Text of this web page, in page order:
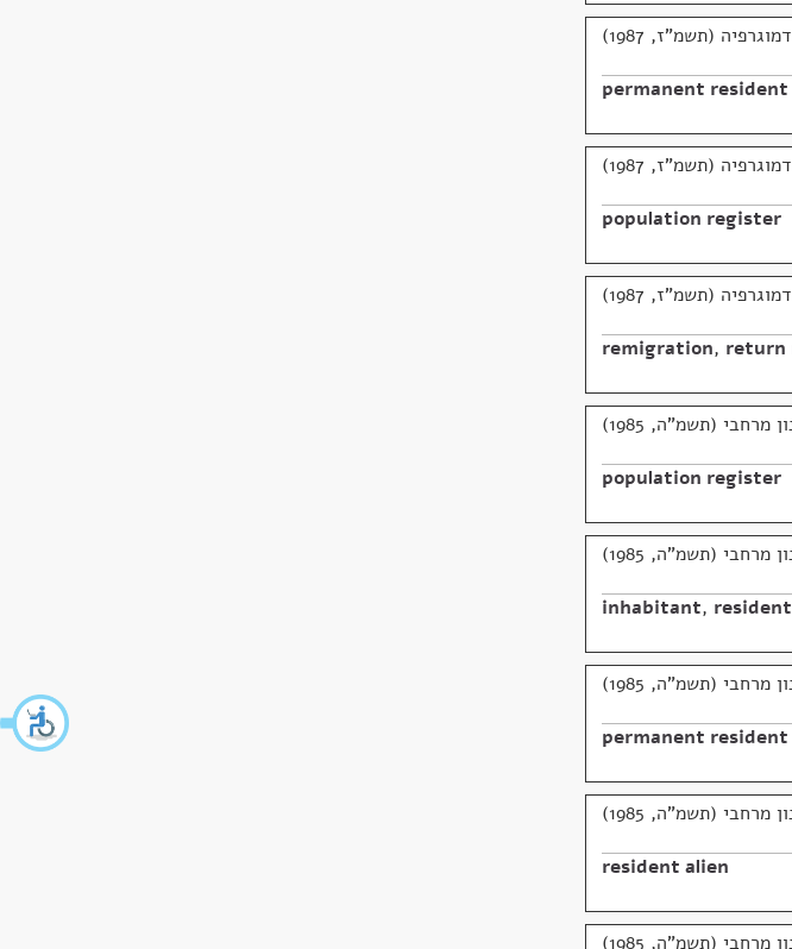
דמוגרפיה (תשמ"ז, 1987)
permanent resident
דמוגרפיה (תשמ"ז, 1987)
population register
דמוגרפיה (תשמ"ז, 1987)
remigration, return
מרחבי (תשמ"ה, 1985)
population register
מרחבי (תשמ"ה, 1985)
inhabitant, resident
מרחבי (תשמ"ה, 1985)
permanent resident
מרחבי (תשמ"ה, 1985)
resident alien
מרחבי (תשמ"ה, 1985)